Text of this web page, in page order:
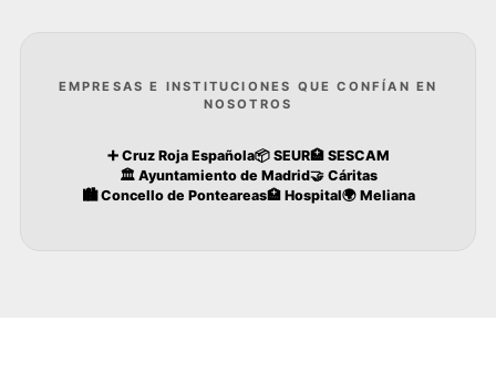
EMPRESAS E INSTITUCIONES QUE CONFÍAN EN
NOSOTROS
➕ Cruz Roja Española📦 SEUR🏥 SESCAM
🏛️ Ayuntamiento de Madrid🤝 Cáritas
🏙️ Concello de Ponteareas🏥 Hospital🌍 Meliana